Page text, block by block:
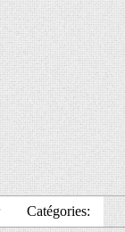
Catégories: